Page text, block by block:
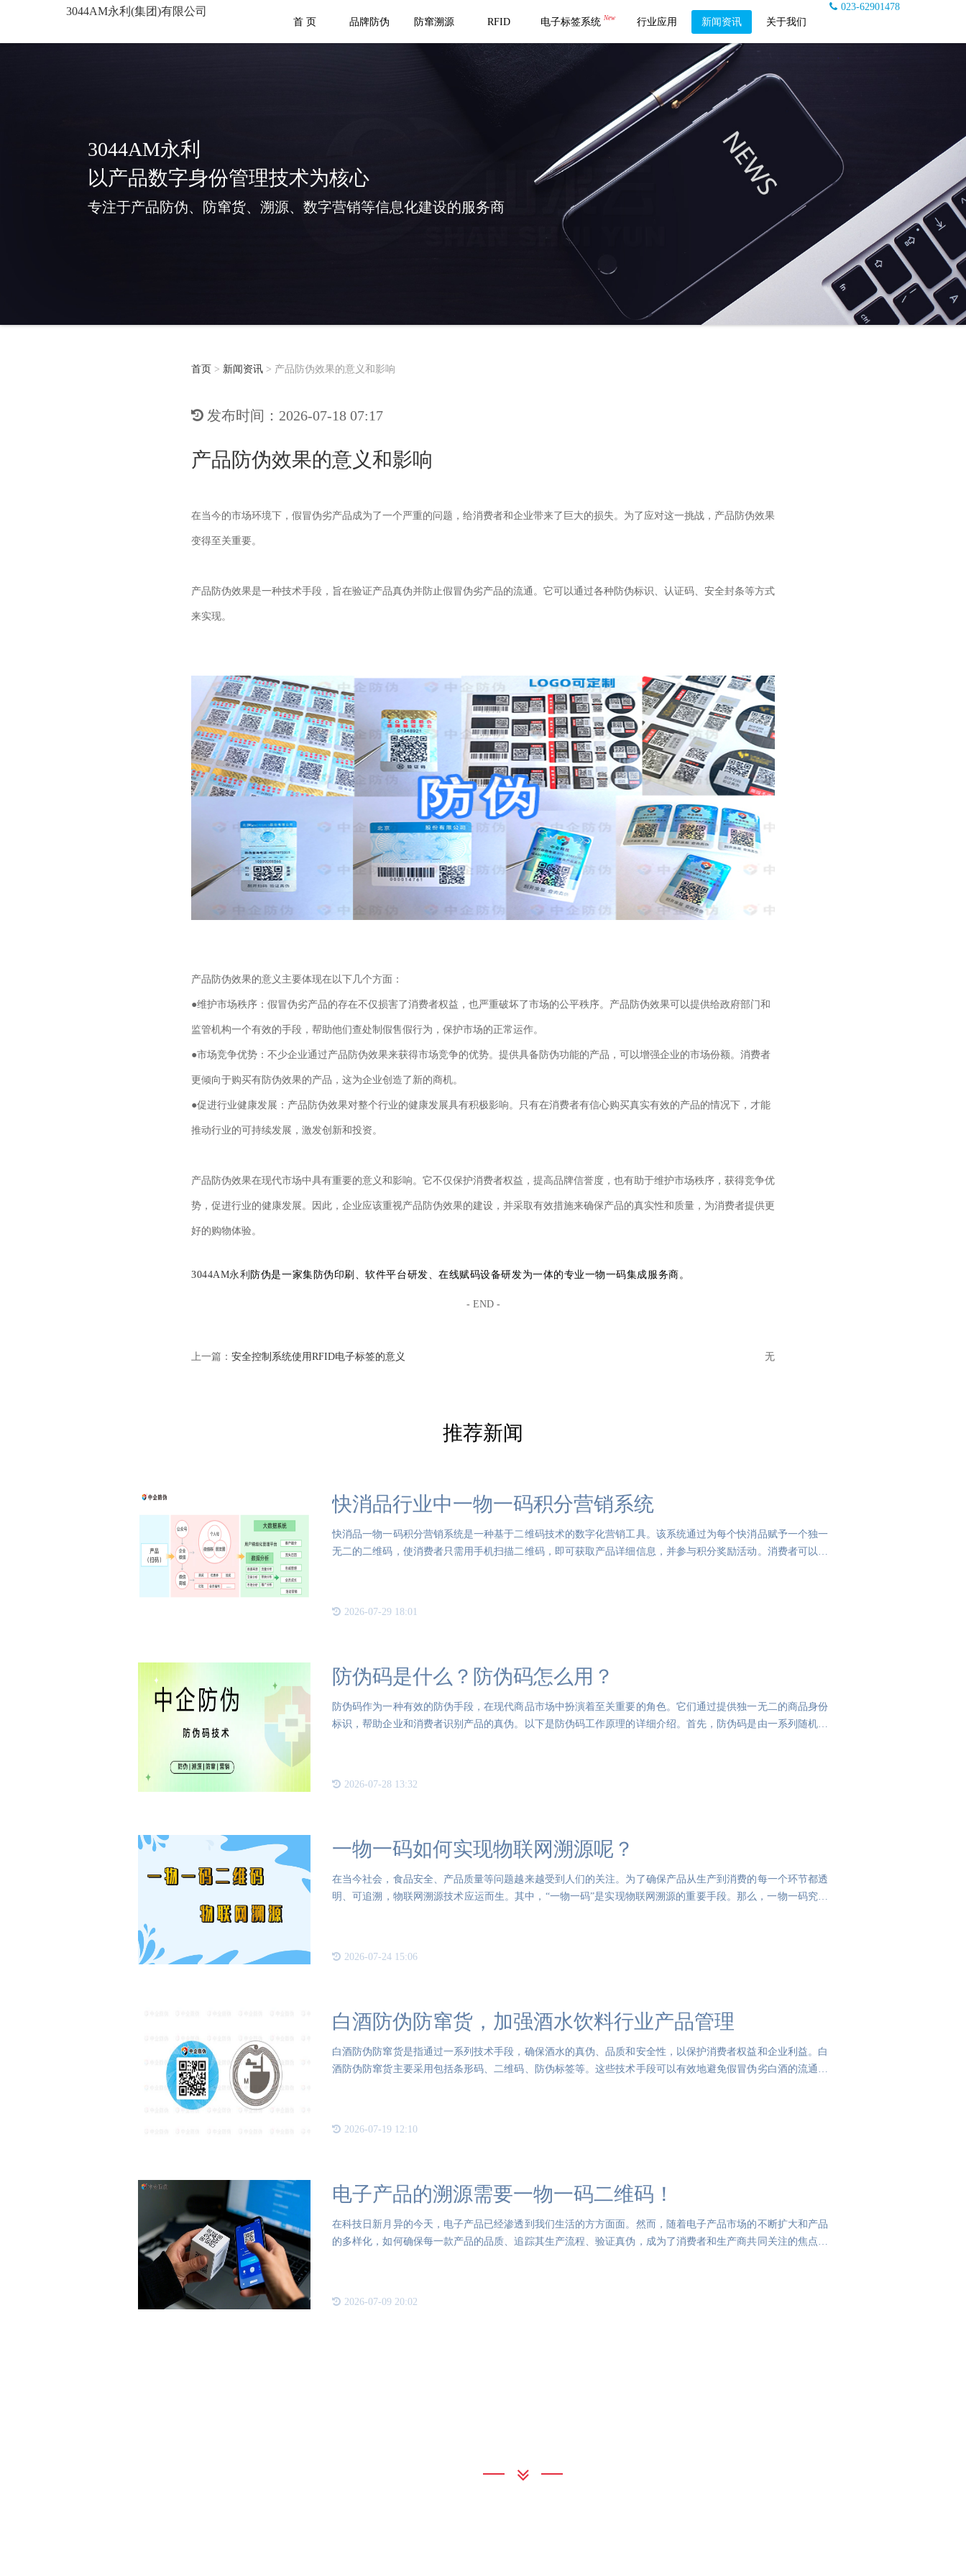
3044AM永利(集团)有限公司
023-62901478
首 页
品牌防伪 防窜溯源 RFID 电子标签系统 New 行业应用 新闻资讯 关于我们
3044AM永利
以产品数字身份管理技术为核心
专注于产品防伪、防窜货、溯源、数字营销等信息化建设的服务商
首页 > 新闻资讯 > 产品防伪效果的意义和影响
发布时间：2026-07-18 07:17
产品防伪效果的意义和影响
在当今的市场环境下，假冒伪劣产品成为了一个严重的问题，给消费者和企业带来了巨大的损失。为了应对这一挑战，产品防伪效果
变得至关重要。
产品防伪效果是一种技术手段，旨在验证产品真伪并防止假冒伪劣产品的流通。它可以通过各种防伪标识、认证码、安全封条等方式
来实现。
产品防伪效果的意义主要体现在以下几个方面：
●维护市场秩序：假冒伪劣产品的存在不仅损害了消费者权益，也严重破坏了市场的公平秩序。产品防伪效果可以提供给政府部门和
监管机构一个有效的手段，帮助他们查处制假售假行为，保护市场的正常运作。
●市场竞争优势：不少企业通过产品防伪效果来获得市场竞争的优势。提供具备防伪功能的产品，可以增强企业的市场份额。消费者
更倾向于购买有防伪效果的产品，这为企业创造了新的商机。
●促进行业健康发展：产品防伪效果对整个行业的健康发展具有积极影响。只有在消费者有信心购买真实有效的产品的情况下，才能
推动行业的可持续发展，激发创新和投资。
产品防伪效果在现代市场中具有重要的意义和影响。它不仅保护消费者权益，提高品牌信誉度，也有助于维护市场秩序，获得竞争优
势，促进行业的健康发展。因此，企业应该重视产品防伪效果的建设，并采取有效措施来确保产品的真实性和质量，为消费者提供更
好的购物体验。
3044AM永利 防伪是一家集防伪印刷、软件平台研发、在线赋码设备研发为一体的专业一物一码集成服务商。
- END -
上一篇： 安全控制系统使用RFID电子标签的意义 无
推荐新闻
快消品行业中一物一码积分营销系统
快消品一物一码积分营销系统是一种基于二维码技术的数字化营销工具。该系统通过为每个快消品赋予一个独一
无二的二维码，使消费者只需用手机扫描二维码，即可获取产品详细信息，并参与积分奖励活动。消费者可以在
2026-07-29 18:01
防伪码是什么？防伪码怎么用？
防伪码作为一种有效的防伪手段，在现代商品市场中扮演着至关重要的角色。它们通过提供独一无二的商品身份
标识，帮助企业和消费者识别产品的真伪。以下是防伪码工作原理的详细介绍。首先，防伪码是由一系列随机或
2026-07-28 13:32
一物一码如何实现物联网溯源呢？
在当今社会，食品安全、产品质量等问题越来越受到人们的关注。为了确保产品从生产到消费的每一个环节都透
明、可追溯，物联网溯源技术应运而生。其中，“一物一码”是实现物联网溯源的重要手段。那么，一物一码究竟
2026-07-24 15:06
白酒防伪防窜货，加强酒水饮料行业产品管理
白酒防伪防窜货是指通过一系列技术手段，确保酒水的真伪、品质和安全性，以保护消费者权益和企业利益。白
酒防伪防窜货主要采用包括条形码、二维码、防伪标签等。这些技术手段可以有效地避免假冒伪劣白酒的流通，
2026-07-19 12:10
电子产品的溯源需要一物一码二维码！
在科技日新月异的今天，电子产品已经渗透到我们生活的方方面面。然而，随着电子产品市场的不断扩大和产品
的多样化，如何确保每一款产品的品质、追踪其生产流程、验证真伪，成为了消费者和生产商共同关注的焦点。
2026-07-09 20:02